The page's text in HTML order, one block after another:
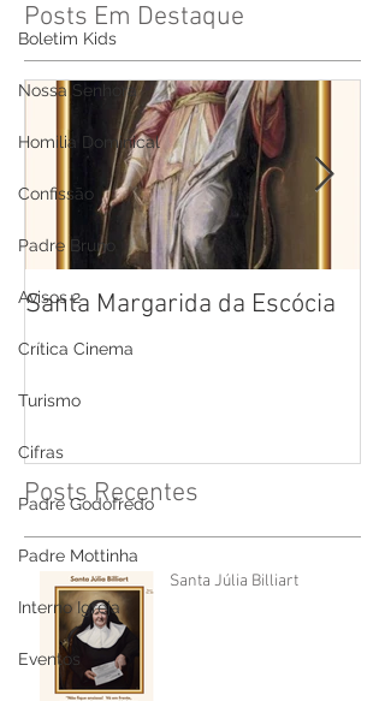
Boletim Kids
Nossa Senhora
Homilia Dominical
Confissão
Padre Bruno
Avisos 2
Crítica Cinema
Turismo
Cifras
Padre Godofredo
Padre Mottinha
Interno Igreja
Eventos
Posts Em Destaque
Santa Margarida da Escócia
Posts Recentes
Santa Júlia Billiart